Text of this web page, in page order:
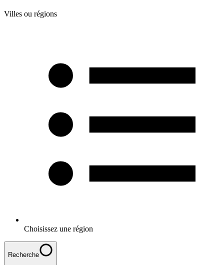
Villes ou régions
Choisissez une région
Recherche